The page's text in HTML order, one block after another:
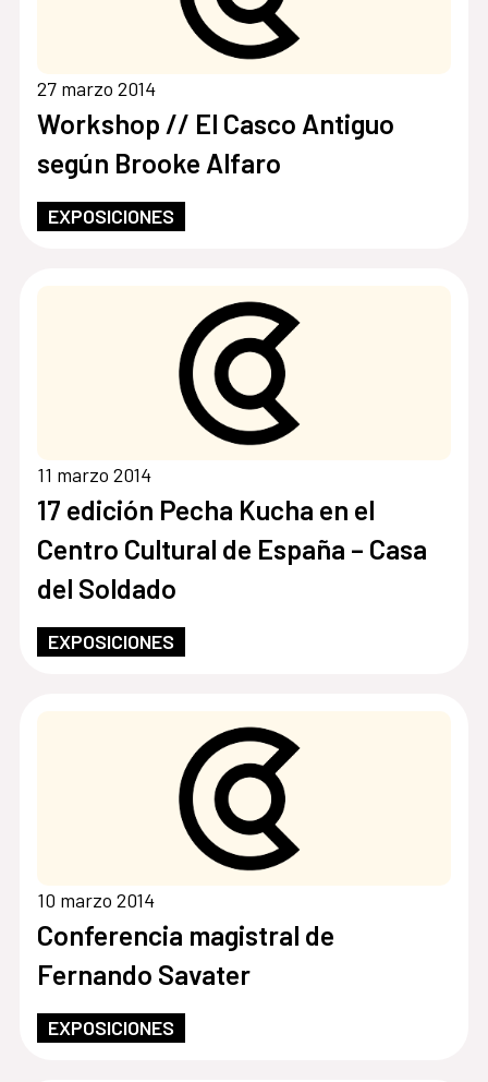
27 marzo 2014
Workshop // El Casco Antiguo
según Brooke Alfaro
EXPOSICIONES
11 marzo 2014
17 edición Pecha Kucha en el
Centro Cultural de España – Casa
del Soldado
EXPOSICIONES
10 marzo 2014
Conferencia magistral de
Fernando Savater
EXPOSICIONES